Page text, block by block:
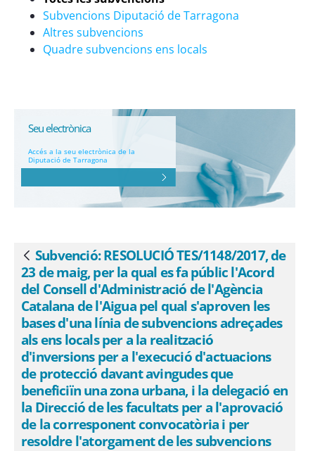
s&#39;aproven les bases d&#39;una línia
de subvencions adreçades als ens locals
per a la realització d&#39;inversions per
beneficiïn una zona urbana, i la
delegació en la Direcció de les facultats
per a l&#39;aprovació de la
corresponent convocatòria i per
resoldre l&#39;atorgament de les
subvencions - eSAM
Subvencions Diputació de Tarragona
Altres subvencions
Quadre subvencions ens locals
Seu electrònica
Accés a la seu electrònica de la
Diputació de Tarragona
Vés enrere
Subvenció: RESOLUCIÓ TES/1148/2017, de
23 de maig, per la qual es fa públic l'Acord
del Consell d'Administració de l'Agència
Catalana de l'Aigua pel qual s'aproven les
bases d'una línia de subvencions adreçades
als ens locals per a la realització
d'inversions per a l'execució d'actuacions
de protecció davant avingudes que
beneficiïn una zona urbana, i la delegació en
la Direcció de les facultats per a l'aprovació
de la corresponent convocatòria i per
resoldre l'atorgament de les subvencions